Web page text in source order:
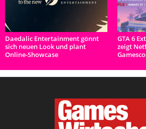
Daedalic Entertainment gönnt
sich neuen Look und plant
Online-Showcase
GTA 6
zeigt